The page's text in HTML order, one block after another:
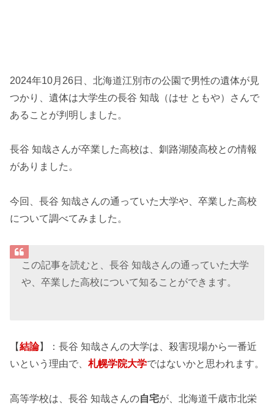
2024年10月26日、北海道江別市の公園で男性の遺体が見
つかり、遺体は大学生の長谷 知哉（はせ ともや）さんで
あることが判明しました。
長谷 知哉さんが卒業した高校は、釧路湖陵高校との情報
がありました。
今回、長谷 知哉さんの通っていた大学や、卒業した高校
について調べてみました。
この記事を読むと、長谷 知哉さんの通っていた大学
や、卒業した高校について知ることができます。
【結論】：長谷 知哉さんの大学は、殺害現場から一番近
いという理由で、 札幌学院大学ではないかと思われます。
高等学校は、長谷 知哉さんの自宅が、北海道千歳市北栄